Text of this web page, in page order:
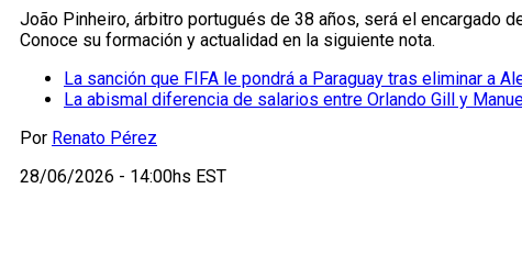
João Pinheiro, árbitro portugués de 38 años, será el encargado
Conoce su formación y actualidad en la siguiente nota.
La sanción que FIFA le pondrá a Paraguay tras eliminar a
La abismal diferencia de salarios entre Orlando Gill y
Por Renato Pérez
28/06/2026 - 14:00hs EST